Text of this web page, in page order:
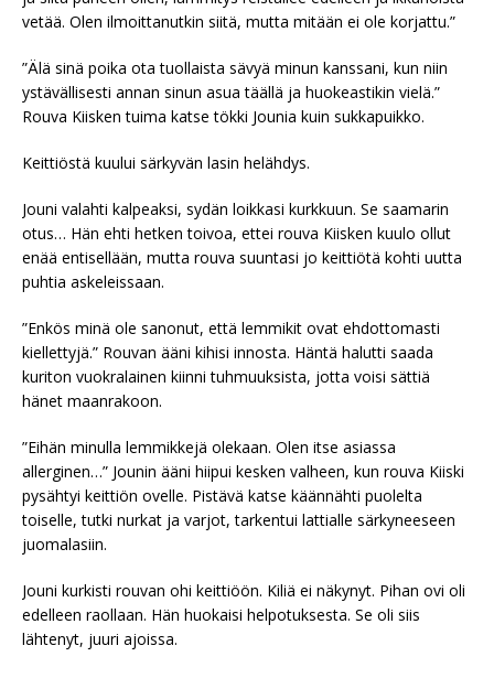
vetää. Olen ilmoittanutkin siitä, mutta mitään ei ole korjattu.”
”Älä sinä poika ota tuollaista sävyä minun kanssani, kun niin
ystävällisesti annan sinun asua täällä ja huokeastikin vielä.”
Rouva Kiisken tuima katse tökki Jounia kuin sukkapuikko.
Keittiöstä kuului särkyvän lasin helähdys.
Jouni valahti kalpeaksi, sydän loikkasi kurkkuun. Se saamarin
otus… Hän ehti hetken toivoa, ettei rouva Kiisken kuulo ollut
enää entisellään, mutta rouva suuntasi jo keittiötä kohti uutta
puhtia askeleissaan.
”Enkös minä ole sanonut, että lemmikit ovat ehdottomasti
kiellettyjä.” Rouvan ääni kihisi innosta. Häntä halutti saada
kuriton vuokralainen kiinni tuhmuuksista, jotta voisi sättiä
hänet maanrakoon.
”Eihän minulla lemmikkejä olekaan. Olen itse asiassa
allerginen…” Jounin ääni hiipui kesken valheen, kun rouva Kiiski
pysähtyi keittiön ovelle. Pistävä katse käännähti puolelta
toiselle, tutki nurkat ja varjot, tarkentui lattialle särkyneeseen
juomalasiin.
Jouni kurkisti rouvan ohi keittiöön. Kiliä ei näkynyt. Pihan ovi oli
edelleen raollaan. Hän huokaisi helpotuksesta. Se oli siis
lähtenyt, juuri ajoissa.